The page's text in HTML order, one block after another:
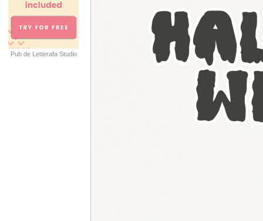
Pub de Letterafa Studio